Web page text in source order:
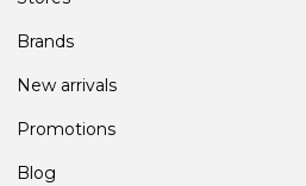
Brands
New arrivals
Promotions
Blog